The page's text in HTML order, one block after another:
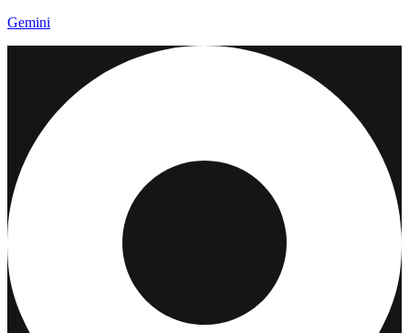
Gemini